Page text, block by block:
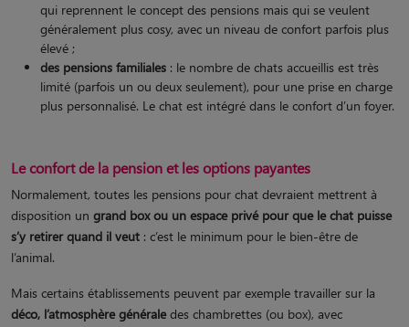
qui reprennent le concept des pensions mais qui se veulent
généralement plus cosy, avec un niveau de confort parfois plus
élevé ;
des pensions familiales : le nombre de chats accueillis est très
limité (parfois un ou deux seulement), pour une prise en charge
plus personnalisé. Le chat est intégré dans le confort d’un foyer.
Le confort de la pension et les options payantes
Normalement, toutes les pensions pour chat devraient mettrent à
disposition un grand box ou un espace privé pour que le chat puisse
s’y retirer quand il veut : c’est le minimum pour le bien-être de
l’animal.
Mais certains établissements peuvent par exemple travailler sur la
déco, l’atmosphère généraledes chambrettes (ou box), avec